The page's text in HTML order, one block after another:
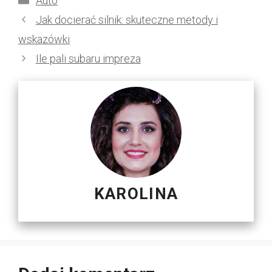
Jak docierać silnik: skuteczne metody i
wskazówki
Ile pali subaru impreza
KAROLINA